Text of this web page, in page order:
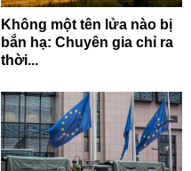
Không một tên lửa nào bị
bắn hạ: Chuyên gia chỉ ra
thời...